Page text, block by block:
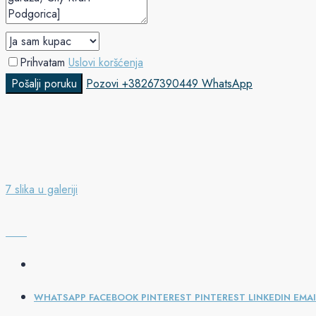
Prihvatam Uslovi koršćenja
Pošalji poruku
Pozovi +38267390449 WhatsApp
7 slika u galeriji
WHATSAPP FACEBOOK PINTEREST PINTEREST LINKEDIN